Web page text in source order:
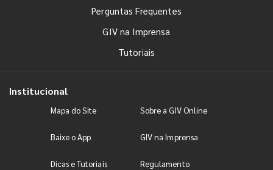
Perguntas Frequentes
GIV na Imprensa
Tutoriais
Institucional
Mapa do Site Sobre a GIV Online
Baixe o App GIV na Imprensa
Dicas e Tutoriais Regulamento